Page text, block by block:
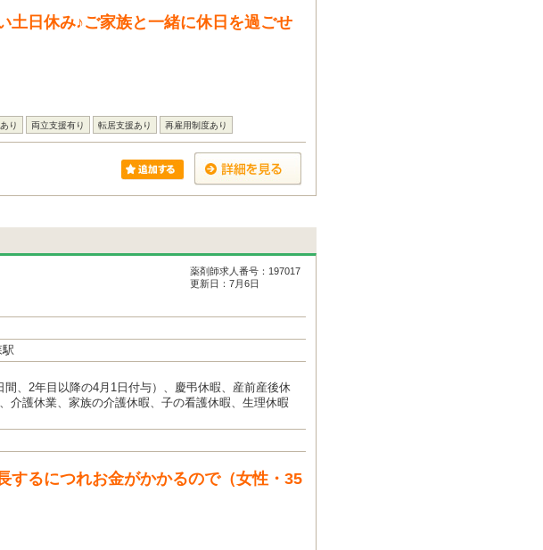
土日休み♪ご家族と一緒に休日を過ごせ
り 両立支援有り 転居支援あり 再雇用制度あり
薬剤師求人番号：197017
更新日：7月6日
、2年目以降の4月1日付与）、慶弔休暇、産前産後休
介護休業、家族の介護休暇、子の看護休暇、生理休暇
するにつれお金がかかるので（女性・35